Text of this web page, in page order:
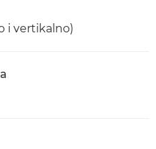
i vertikalno)